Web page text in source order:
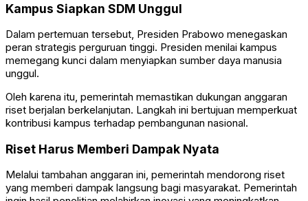
Kampus Siapkan SDM Unggul
Dalam pertemuan tersebut, Presiden Prabowo menegaskan
peran strategis perguruan tinggi. Presiden menilai kampus
memegang kunci dalam menyiapkan sumber daya manusia
unggul.
Oleh karena itu, pemerintah memastikan dukungan anggaran
riset berjalan berkelanjutan. Langkah ini bertujuan memperkuat
kontribusi kampus terhadap pembangunan nasional.
Riset Harus Memberi Dampak Nyata
Melalui tambahan anggaran ini, pemerintah mendorong riset
yang memberi dampak langsung bagi masyarakat. Pemerintah